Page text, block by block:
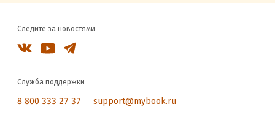
Следите за новостями
Служба поддержки
8 800 333 27 37 support@mybook.ru